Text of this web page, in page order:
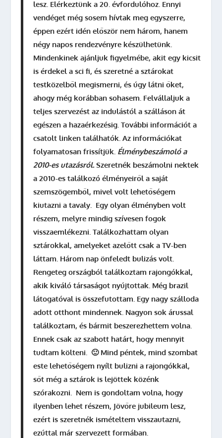
lesz. Elérkeztünk a 20. évfordulóhoz. Ennyi
vendéget még sosem hívtak meg egyszerre,
éppen ezért idén először nem három, hanem
négy napos rendezvényre készülhetünk.
Mindenkinek ajánljuk figyelmébe, akit egy kicsit
is érdekel a sci fi, és szeretné a sztárokat
testközelből megismerni, és úgy látni őket,
ahogy még korábban sohasem. Felvállaljuk a
teljes szervezést az indulástól a szálláson át
egészen a hazaérkezésig. További információt a
csatolt linken találhatók. Az információkat
folyamatosan frissítjük. Élménybeszámoló a
2010-es utazásról. Szeretnék beszámolni nektek
a 2010-es találkozó élményeiről a saját
szemszögemből, mivel volt lehetőségem
kiutazni a tavaly. Egy olyan élményben volt
részem, melyre mindig szívesen fogok
visszaemlékezni. Találkozhattam olyan
sztárokkal, amelyeket azelőtt csak a TV-ben
láttam. Három nap önfeledt bulizás volt.
Rengeteg országból találkoztam rajongókkal,
akik kiváló társaságot nyújtottak. Még brazil
látogatóval is összefutottam. Egy nagy szálloda
adott otthont mindennek. Nagyon sok árussal
találkoztam, és bármit beszerezhettem volna.
Ennek csak az szabott határt, hogy mennyit
tudtam költeni. 🙂 Mind péntek, mind szombat
este lehetőségem nyílt bulizni a rajongókkal,
sőt még a sztárok is lejöttek közénk
szórakozni. Nem is gondoltam volna, hogy
ilyenben lehet részem, Jövőre jubileum lesz,
ezért is szeretnék ismételtem visszautazni,
ezúttal már szervezett formában.